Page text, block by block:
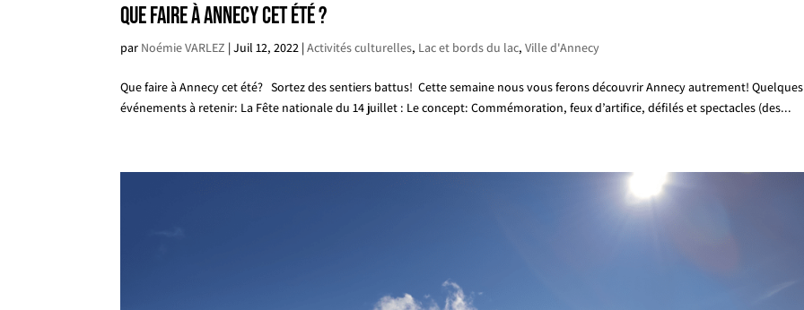
Que faire à Annecy cet été ?
par Noémie VARLEZ |Juil 12, 2022 |Activités culturelles, Lac et bords du lac,Ville d'Annecy
Que faire à Annecy cet été? Sortez des sentiers battus! Cette semaine nous vous ferons découvrir Annecy autrement! Quelques
événements à retenir: La Fête nationale du 14 juillet : Le concept: Commémoration, feux d’artifice, défilés et spectacles (des...